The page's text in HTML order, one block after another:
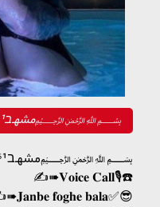
ٖؒ﷽‌مشهـב⁰⁵¹ ایران‌ٖؒ﷽
ٖؒ﷽‌مشهـב⁰⁵¹ ایران‌ٖؒ﷽
✍️➠𝐕𝐨𝐢𝐜𝐞 𝐂𝐚𝐥𝐥🎙☎️
𝐟𝐨𝐠𝐡𝐞 𝐛𝐚𝐥𝐚✅😎